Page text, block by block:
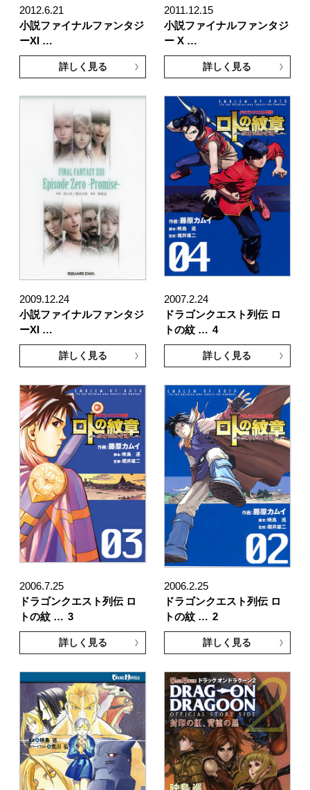
2012.6.21
小説ファイナルファンタジ
ーXI …
詳しく見る
2011.12.15
小説ファイナルファンタジ
ー X …
詳しく見る
2009.12.24
小説ファイナルファンタジ
ーXI …
詳しく見る
2007.2.24
ドラゴンクエスト列伝 ロ
トの紋 … 4
詳しく見る
2006.7.25
ドラゴンクエスト列伝 ロ
トの紋 … 3
詳しく見る
2006.2.25
ドラゴンクエスト列伝 ロ
トの紋 … 2
詳しく見る